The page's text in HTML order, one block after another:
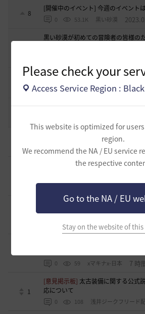
Please check your
Access Service Region :
This website is optimized for
region.
We recommend the NA / EU service
the respective
Go to the NA / EU
Stay on the website of
8
[開催中のイベント] 今週のイベント
0 53.1K 黒い砂漠
黒い砂漠が初めての冒険者の皆様の
8
エント研究室動画集
1 32.3K 黒い砂漠
コミュニティの利用にあたって
小型ギルド【KeepOn
0 86 シアラナーザ-日本
[ギルド募集]◇🔶【SOLATIO】メン
6 時
[ギルド募集]【夢の結びめ】ワイワ
中！🩷🧡💛💚💙🩵💜
67 花ノひろみん 7 時
0 59 xマキナx-日本 7 時
1
[意見掲示板] 太古装備に関する公式
応について
0 108 浅井ジークフリード